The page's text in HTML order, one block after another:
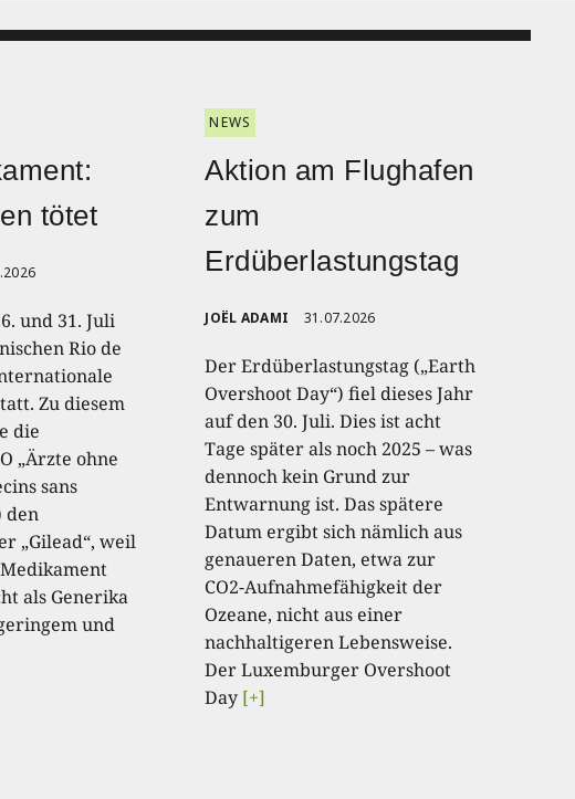
tötet
und 31. Juli
Rio de
Zu diesem
die
„Ärzte ohne
sans
den
„Gilead“, weil
als Generika
und
NEWS
Aktion am Flughafen
zum
Erdüberlastungstag
JOËL ADAMI 31.07.2026
Der Erdüberlastungstag („Earth
Overshoot Day“) fiel dieses Jahr
auf den 30. Juli. Dies ist acht
Tage später als noch 2025 – was
dennoch kein Grund zur
Entwarnung ist. Das spätere
Datum ergibt sich nämlich aus
genaueren Daten, etwa zur
CO2-Aufnahmefähigkeit der
Ozeane, nicht aus einer
nachhaltigeren Lebensweise.
Der Luxemburger Overshoot
Day [+]